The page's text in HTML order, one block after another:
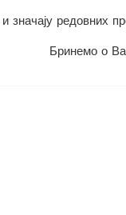
значају редовних
Бринемо о